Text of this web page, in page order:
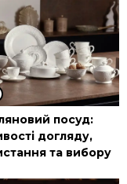
посуд:
догляду,
та вибору